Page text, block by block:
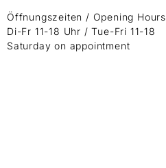
Öffnungszeiten / Opening Hours
Di-Fr 11-18 Uhr / Tue-Fri 11-18
Saturday on appointment